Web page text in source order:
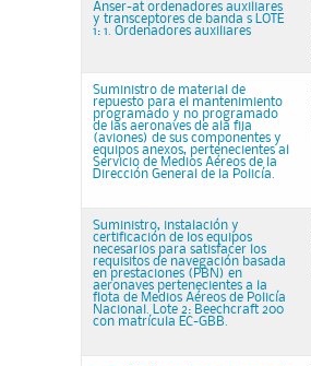
Anser-at ordenadores auxiliares
y transceptores de banda s LOTE
1: 1. Ordenadores auxiliares
Suministro de material de
repuesto para el mantenimiento
programado y no programado
de las aeronaves de ala fija
(aviones) de sus componentes y
equipos anexos, pertenecientes al
Servicio de Medios Aéreos de la
Dirección General de la Policía.
Suministro, instalación y
certificación de los equipos
necesarios para satisfacer los
requisitos de navegación basada
en prestaciones (PBN) en
aeronaves pertenecientes a la
flota de Medios Aéreos de Policía
Nacional. Lote 2: Beechcraft 200
con matrícula EC-GBB.